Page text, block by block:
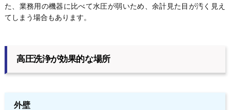
た、業務用の機器に比べて水圧が弱いため、余計見た目が汚く見え
てしまう場合もあります。
高圧洗浄が効果的な場所
外壁